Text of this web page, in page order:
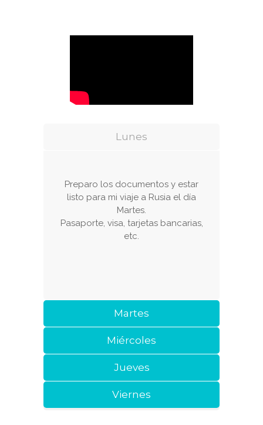
Lunes
Preparo los documentos y estar
listo para mi viaje a Rusia el día
Martes.
Pasaporte, visa, tarjetas bancarias,
etc.
Martes
Miércoles
Jueves
Viernes